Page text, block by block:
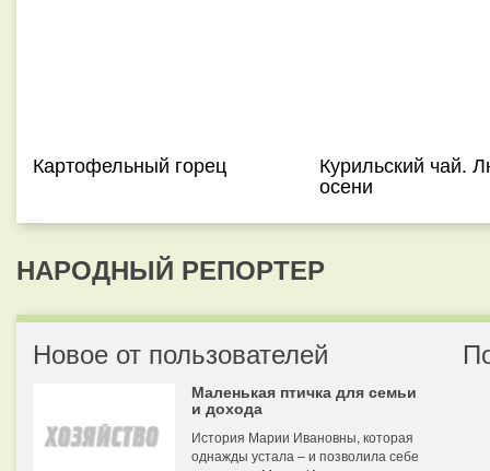
Картофельный горец Курильский чай.
осени
НАРОДНЫЙ РЕПОРТЕР
Новое от пользователей
Маленькая птичка для семьи
и дохода
История Марии Ивановны, которая
однажды устала – и позволила себе